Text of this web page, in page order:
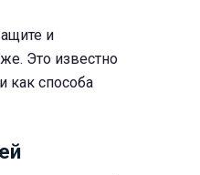
и
Это известно
как способа